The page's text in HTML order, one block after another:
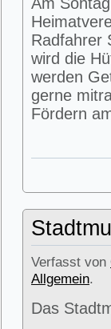
Radfahrer
wird die
werden
gerne
Fördern
Verfasst von
Allgemein.
Das